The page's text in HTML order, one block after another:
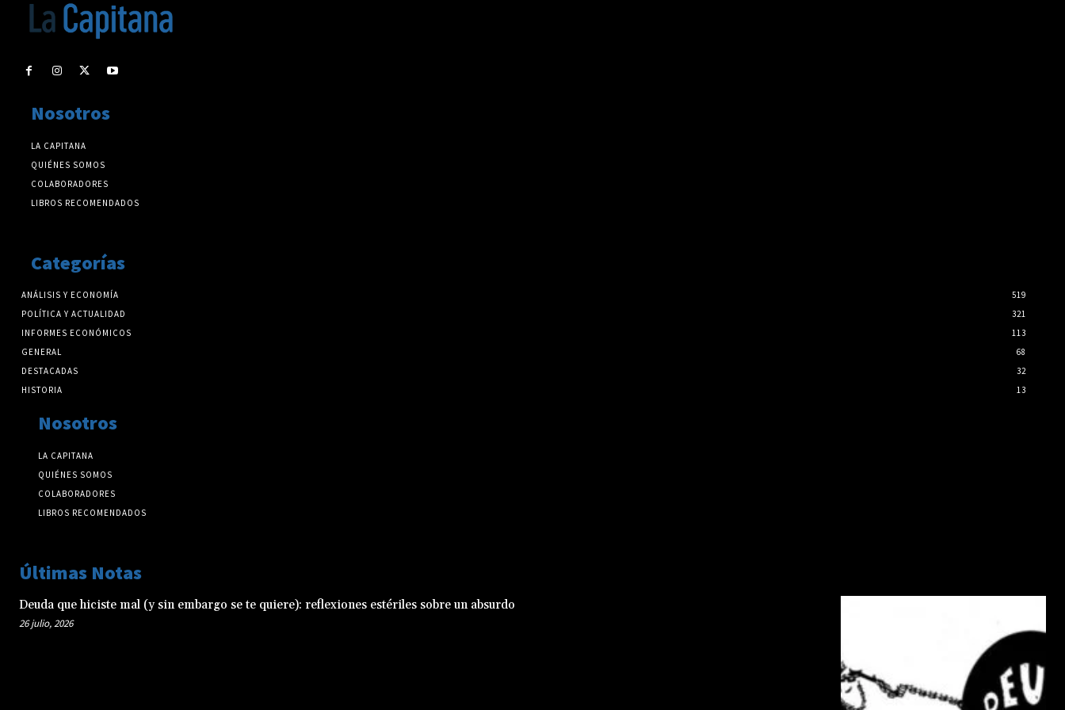
Nosotros
LA CAPITANA
QUIÉNES SOMOS
COLABORADORES
LIBROS RECOMENDADOS
Categorías
ANÁLISIS Y ECONOMÍA
519
POLÍTICA Y ACTUALIDAD
321
INFORMES ECONÓMICOS
113
GENERAL
68
DESTACADAS
32
HISTORIA
13
Nosotros
LA CAPITANA
QUIÉNES SOMOS
COLABORADORES
LIBROS RECOMENDADOS
Últimas Notas
Deuda que hiciste mal (y sin embargo se te quiere): reflexiones estériles sobre un absurdo
26 julio, 2026